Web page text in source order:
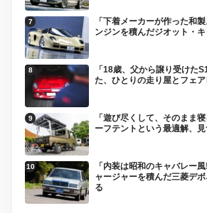
「下着メーカーが作った和
ンジンを積んだジオット・
「18歳、父から譲り受けた
た、ひとりの走り屋とフェ
「遊び尽くして、そのまま
ーフテントという最適解、
「内装は昭和のキャバレー
ャージャーを積んだ三菱デ
る